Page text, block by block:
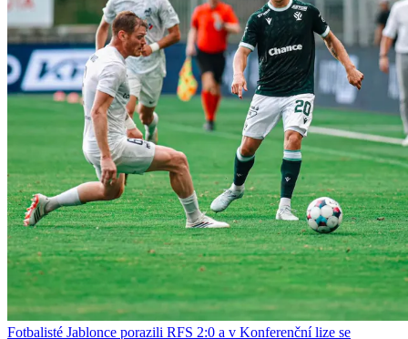
Fotbalisté Jablonce porazili RFS 2:0 a v Konferenční lize se